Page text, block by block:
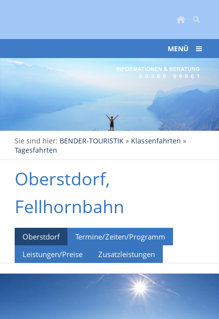
MENÜ
Sie sind hier: BENDER-TOURISTIK » Klassenfahrten »
Tagesfahrten
Oberstdorf,
Fellhornbahn
Oberstdorf
Termine/Zeiten/Programm
Leistungen/Preise
Zusatzleistungen